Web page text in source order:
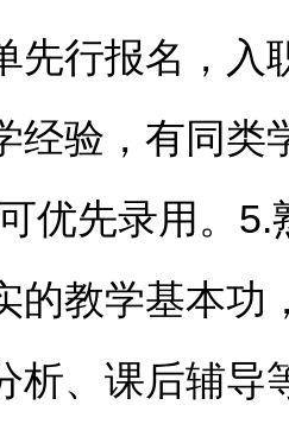
先行报名，入
经验，有同类
优先录用。
的教学基本功
析、课后辅导